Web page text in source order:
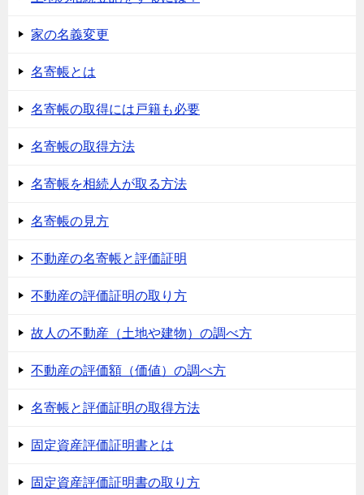
家の名義変更
名寄帳とは
名寄帳の取得には戸籍も必要
名寄帳の取得方法
名寄帳を相続人が取る方法
名寄帳の見方
不動産の名寄帳と評価証明
不動産の評価証明の取り方
故人の不動産（土地や建物）の調べ方
不動産の評価額（価値）の調べ方
名寄帳と評価証明の取得方法
固定資産評価証明書とは
固定資産評価証明書の取り方